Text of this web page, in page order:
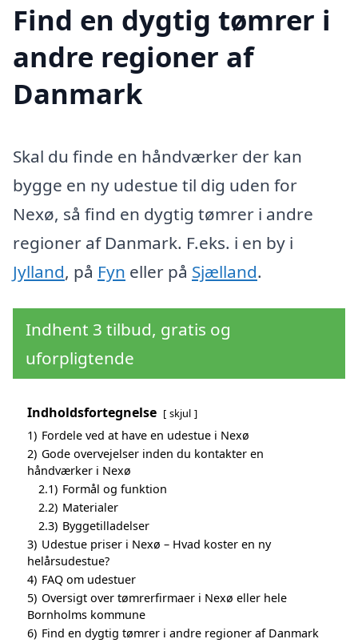
Find en dygtig tømrer i
andre regioner af
Danmark
Skal du finde en håndværker der kan
bygge en ny udestue til dig uden for
Nexø, så find en dygtig tømrer i andre
regioner af Danmark. F.eks. i en by i
Jylland, på Fyn eller på Sjælland.
Indhent 3 tilbud, gratis og
uforpligtende
Indholdsfortegnelse skjul
1) Fordele ved at have en udestue i Nexø
2) Gode overvejelser inden du kontakter en
håndværker i Nexø
2.1) Formål og funktion
2.2) Materialer
2.3) Byggetilladelser
3) Udestue priser i Nexø – Hvad koster en ny
helårsudestue?
4) FAQ om udestuer
5) Oversigt over tømrerfirmaer i Nexø eller hele
Bornholms kommune
6) Find en dygtig tømrer i andre regioner af Danmark